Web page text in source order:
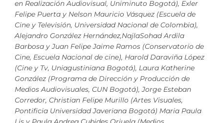
en Realización Audiovisual, Uniminuto Bogotá), Exler
Felipe Puerta y Nelson Mauricio Vásquez (Escuela de
Cine y Televisión, Universidad Nacional de Colombia),
Alejandro González Hernández,NajlaSohad Ardila
Barbosa y Juan Felipe Jaime Ramos (Conservatorio de
Cine, Escuela Nacional de cine), Harold Daraviña López
(Cine y Tv, Uniagustiniana Bogotá), Laura Katherine
González (Programa de Dirección y Producción de
Medios Audiovisuales, CUN Bogotá), Jorge Esteban
Corredor, Christian Felipe Murillo (Artes Visuales,
Pontificia Universidad Javeriana Bogotá) Maria Paula